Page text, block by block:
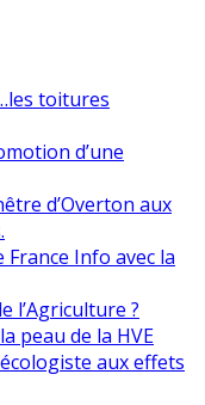
toitures
d’une
d’Overton aux
France Info avec la
l’Agriculture ?
peau de la HVE
aux effets